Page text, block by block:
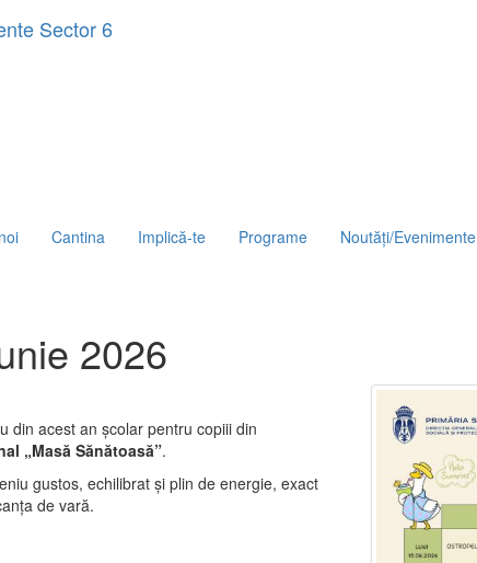
Cantina Implică-te Programe Noutăţi/Evenimente
2026
din acest an școlar pentru copiii din
„Masă Sănătoasă”.
gustos, echilibrat și plin de energie, exact
de vară.